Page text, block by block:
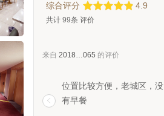
综合评分 4.9
共计 99条 评价
来自 2018…065 的评价

位置比较方便，老城区，没
有早餐